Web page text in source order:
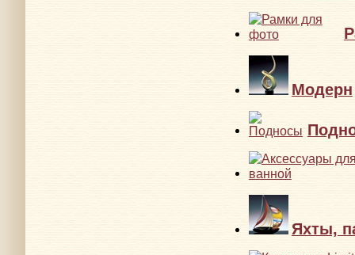
Модерн
Яхты,